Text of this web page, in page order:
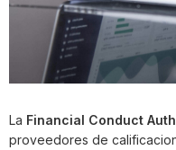
La Financial Conduct
proveedores de